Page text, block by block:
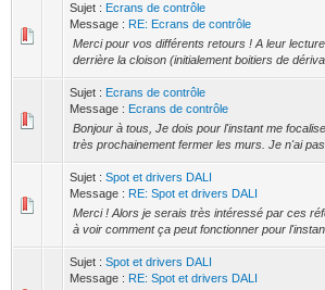
Sujet : Ecrans de contrôle
Message : RE: Ecrans de contrôle
Merci pour vos différents retours ! A leur
derrière la cloison (initialement boitiers de
Sujet : Ecrans de contrôle
Message : Ecrans de contrôle
Bonjour à tous, Je dois pour l'instant me
très prochainement fermer les murs. Je n'ai
Sujet : Spot et drivers DALI
Message : RE: Spot et drivers DALI
Merci ! Alors je serais très intéressé par ces
à voir comment ça peut fonctionner pour
Sujet : Spot et drivers DALI
Message : RE: Spot et drivers DALI